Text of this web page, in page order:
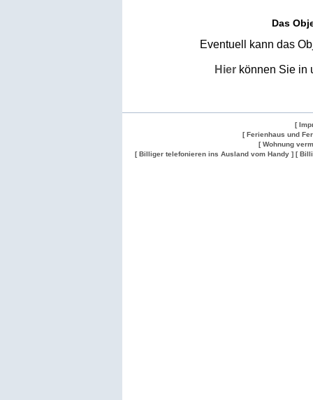
Das
Eventuell kann das
Hier können Sie in
[
[ Ferienhaus und
[ Wohnung
[ Billiger telefonieren ins Ausland vom Handy ] [